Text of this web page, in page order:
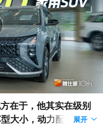
在于，他其实在级别
大小，动力配置，都
展开